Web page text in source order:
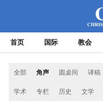
首页 国际 教会
全部 角声 圆桌间 译稿
学术 专栏 历史 文学